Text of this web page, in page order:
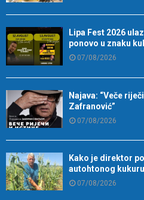
Lipa Fest 2026
ponovo u znaku
07/08/2026
Najava: “Veče
Zafranović”
07/08/2026
Kako je direktor
autohtonog
07/08/2026